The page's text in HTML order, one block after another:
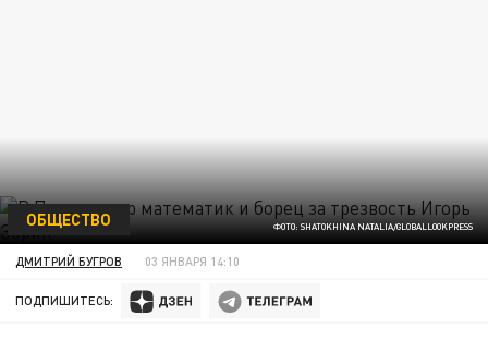
ФОТО: SHATOKHINA NATALIA/GLOBALLOOKPRESS
ОБЩЕСТВО
ДМИТРИЙ БУГРОВ 03 ЯНВАРЯ 14:10
ПОДПИШИТЕСЬ: